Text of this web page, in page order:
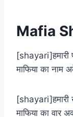
Mafia
[shayari]हमारी
माफिया का नाम
[shayari]हमारी
माफिया का वार